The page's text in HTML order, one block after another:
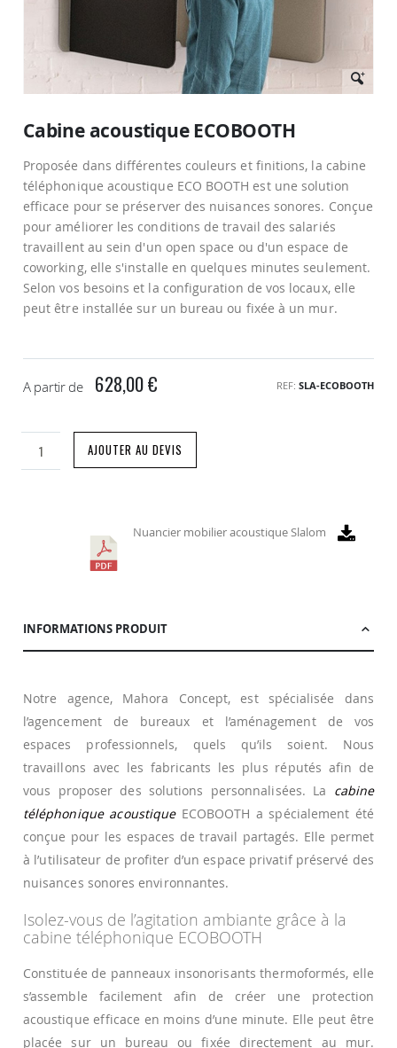
début
la
Galerie
d’images
Cabine acoustique ECOBOOTH
Proposée dans différentes couleurs et finitions, la cabine
téléphonique acoustique ECO BOOTH est une solution
efficace pour se préserver des nuisances sonores. Conçue
pour améliorer les conditions de travail des salariés
travaillent au sein d'un open space ou d'un espace de
coworking, elle s'installe en quelques minutes seulement.
Selon vos besoins et la configuration de vos locaux, elle
peut être installée sur un bureau ou fixée à un mur.
A partir de 628,00 € REF SLA-ECOBOOTH
AJOUTER AU DEVIS
Nuancier mobilier acoustique Slalom
INFORMATIONS PRODUIT
Notre agence, Mahora Concept, est spécialisée dans
l’agencement de bureaux et l’aménagement de vos
espaces professionnels, quels qu’ils soient. Nous
travaillons avec les fabricants les plus réputés afin de
vous proposer des solutions personnalisées. La cabine
téléphonique acoustiqueECOBOOTH a spécialement été
conçue pour les espaces de travail partagés. Elle permet
à l’utilisateur de profiter d’un espace privatif préservé des
nuisances sonores environnantes.
Isolez-vous de l’agitation ambiante grâce à la
cabine téléphonique ECOBOOTH
Constituée de panneaux insonorisants thermoformés, elle
s’assemble facilement afin de créer une protection
acoustique efficace en moins d’une minute. Elle peut être
placée sur un bureau ou fixée directement au mur.